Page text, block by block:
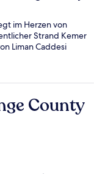
im Herzen von
Strand Kemer
Liman Caddesi
County